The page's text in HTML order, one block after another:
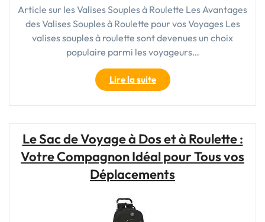
Article sur les Valises Souples à Roulette Les Avantages
des Valises Souples à Roulette pour vos Voyages Les
valises souples à roulette sont devenues un choix
populaire parmi les voyageurs…
Lire la suite"Les
Avantages
Pratiques
Souple
à
Roulette
pour
Le Sac de Voyage à Dos et à Roulette :
Votre Compagnon Idéal pour Tous vos
Déplacements